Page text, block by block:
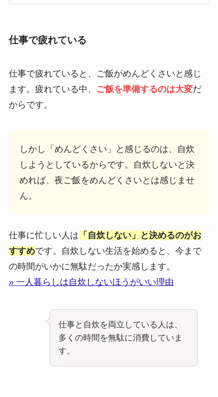
仕事で疲れている
仕事で疲れていると、ご飯がめんどくさいと感じ
ます。疲れている中、
ご飯を準備するのは大変だ
からです。
しかし「めんどくさい」と感じるのは、自炊
しようとしているからです。自炊しないと決
めれば、夜ご飯をめんどくさいとは感じませ
ん。
仕事に忙しい人は 「自炊しない」と決めるのがお
すすめです。自炊しない生活を始めると、今まで
の時間がいかに無駄だったか実感します。
» 一人暮らしは自炊しないほうがいい理由
仕事と自炊を両立している人は、
多くの時間を無駄に消費していま
す。